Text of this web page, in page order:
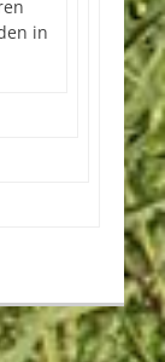
in